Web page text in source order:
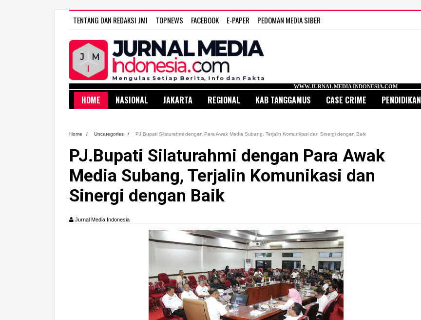
TENTANG DAN REDAKSI JMI TOPNEWS FACEBOOK E-PAPER PEDOMAN MEDIA SIBER
WWW.JURNAL MEDIA INDONESIA.COM
HOME NASIONAL JAKARTA REGIONAL KAB TANGGAMUS CASE CRIME PENDIDIKAN
Home / Uncategories / PJ.Bupati Silaturahmi dengan Para Awak Media Subang, Terjalin Komunikasi dan Sinergi dengan Baik
PJ.Bupati Silaturahmi dengan Para Awak
Media Subang, Terjalin Komunikasi dan
Sinergi dengan Baik
Jurnal Media Indonesia